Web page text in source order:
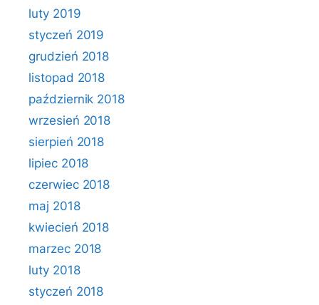
luty 2019
styczeń 2019
grudzień 2018
listopad 2018
październik 2018
wrzesień 2018
sierpień 2018
lipiec 2018
czerwiec 2018
maj 2018
kwiecień 2018
marzec 2018
luty 2018
styczeń 2018